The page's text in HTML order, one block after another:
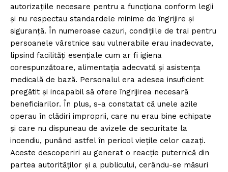
autorizațiile necesare pentru a funcționa conform legii
și nu respectau standardele minime de îngrijire și
siguranță. În numeroase cazuri, condițiile de trai pentru
persoanele vârstnice sau vulnerabile erau inadecvate,
lipsind facilități esențiale cum ar fi igiena
corespunzătoare, alimentația adecvată și asistența
medicală de bază. Personalul era adesea insuficient
pregătit și incapabil să ofere îngrijirea necesară
beneficiarilor. În plus, s-a constatat că unele azile
operau în clădiri improprii, care nu erau bine echipate
și care nu dispuneau de avizele de securitate la
incendiu, punând astfel în pericol viețile celor cazați.
Aceste descoperiri au generat o reacție puternică din
partea autorităților și a publicului, cerându-se măsuri